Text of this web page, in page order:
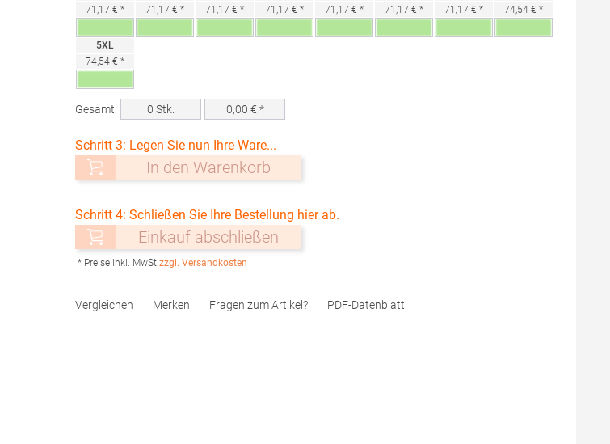
71,17 € *
71,17 € *
71,17 € *
71,17 € *
71,17 € *
71,17 € *
71,17 € *
74,54 € *
5XL
74,54 € *
Gesamt: 0 Stk. 0,00 € *
Schritt 3: Legen Sie nun Ihre Ware...
In den Warenkorb
Schritt 4: Schließen Sie Ihre Bestellung hier ab.
Einkauf abschließen
* Preise inkl. MwSt.zzgl. Versandkosten
Vergleichen Merken Fragen zum Artikel? PDF-Datenblatt